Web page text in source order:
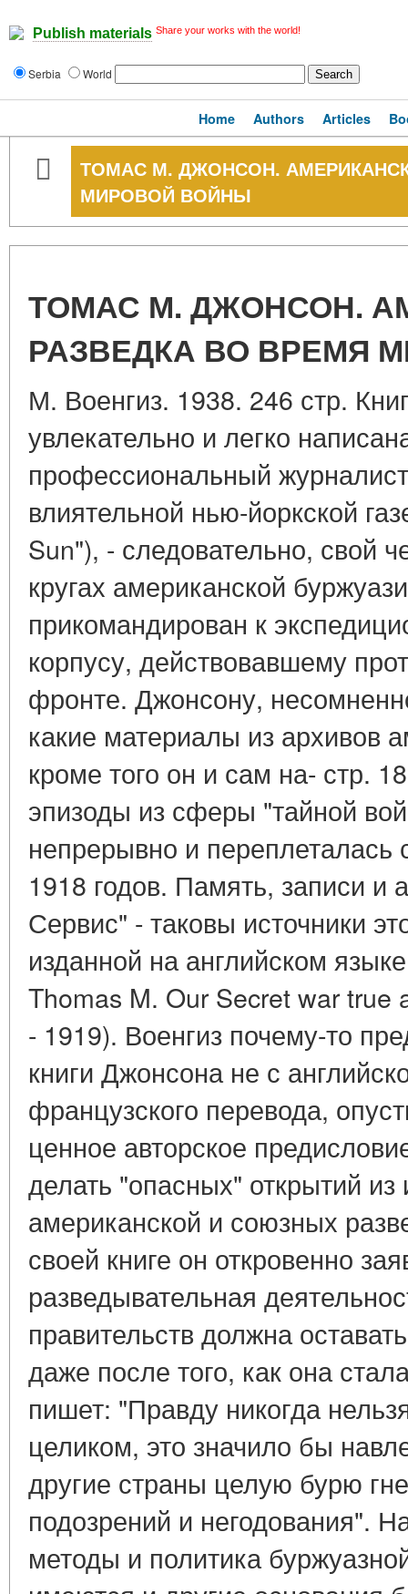
Publish materials Share your works with the world!
Serbia World
Home Authors Articles
ТОМАС М. ДЖОНСОН.
МИРОВОЙ ВОЙНЫ
ТОМАС М. ДЖОНСОН.
РАЗВЕДКА ВО ВРЕМЯ
М. Военгиз. 1938. 246 стр.
увлекательно и легко
профессиональный
влиятельной нью-йоркской
Sun"), - следовательно, свой
кругах американской
прикомандирован к
корпусу, действовавшему
фронте. Джонсону,
какие материалы из архивов
кроме того он и сам на- стр.
эпизоды из сферы "тайной
непрерывно и переплеталась
1918 годов. Память, записи
Сервис" - таковы источники
изданной на английском
Thomas M. Our Secret war true
- 1919). Военгиз почему-то
книги Джонсона не с
французского перевода,
ценное авторское
делать "опасных" открытий из
американской и союзных
своей книге он откровенно
разведывательная
правительств должна
даже после того, как она
пишет: "Правду никогда
целиком, это значило бы
другие страны целую бурю
подозрений и негодования".
методы и политика